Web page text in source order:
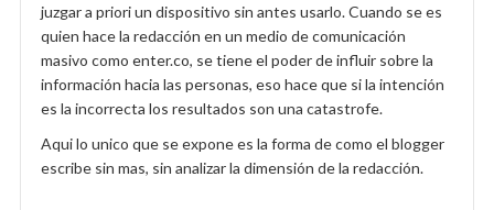
juzgar a priori un dispositivo sin antes usarlo. Cuando se es
quien hace la redacción en un medio de comunicación
masivo como enter.co, se tiene el poder de influir sobre la
información hacia las personas, eso hace que si la intención
es la incorrecta los resultados son una catastrofe.
Aqui lo unico que se expone es la forma de como el blogger
escribe sin mas, sin analizar la dimensión de la redacción.